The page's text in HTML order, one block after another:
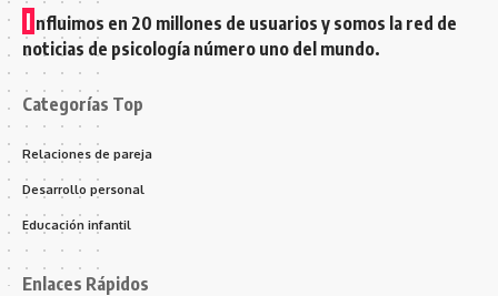
I nfluimos en 20 millones de usuarios y somos la red de
noticias de psicología número uno del mundo.
Categorías Top
Relaciones de pareja
Desarrollo personal
Educación infantil
Enlaces Rápidos